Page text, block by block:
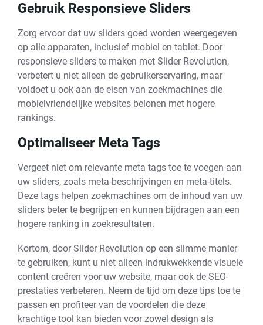
Gebruik Responsieve Sliders
Zorg ervoor dat uw sliders goed worden weergegeven
op alle apparaten, inclusief mobiel en tablet. Door
responsieve sliders te maken met Slider Revolution,
verbetert u niet alleen de gebruikerservaring, maar
voldoet u ook aan de eisen van zoekmachines die
mobielvriendelijke websites belonen met hogere
rankings.
Optimaliseer Meta Tags
Vergeet niet om relevante meta tags toe te voegen aan
uw sliders, zoals meta-beschrijvingen en meta-titels.
Deze tags helpen zoekmachines om de inhoud van uw
sliders beter te begrijpen en kunnen bijdragen aan een
hogere ranking in zoekresultaten.
Kortom, door Slider Revolution op een slimme manier
te gebruiken, kunt u niet alleen indrukwekkende visuele
content creëren voor uw website, maar ook de SEO-
prestaties verbeteren. Neem de tijd om deze tips toe te
passen en profiteer van de voordelen die deze
krachtige tool kan bieden voor zowel design als